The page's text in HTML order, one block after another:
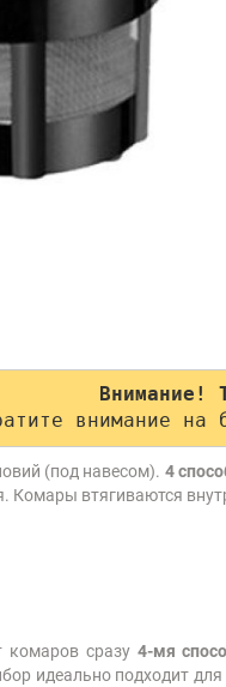
Внимание!
внимание на
(под навесом). 4
Комары втягиваются
комаров сразу 4-мя
идеально подходит